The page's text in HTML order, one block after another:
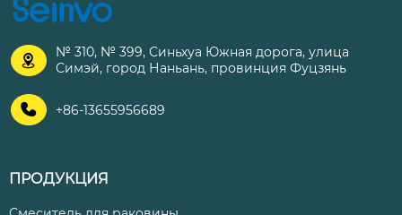

№ 310, № 399, Синьхуа Южная дорога, улица
Симэй, город Наньань, провинция Фуцзянь
 +86-13655956689
ПРОДУКЦИЯ